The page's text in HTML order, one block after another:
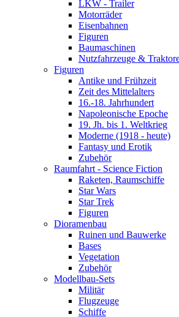
LKW - Trailer
Motorräder
Eisenbahnen
Figuren
Baumaschinen
Nutzfahrzeuge &
Figuren
Antike und Frühzeit
Zeit des Mittelalters
16.-18. Jahrhundert
Napoleonische Epoche
19. Jh. bis 1. Weltkrieg
Moderne (1918 - heute)
Fantasy und Erotik
Zubehör
Raumfahrt - Science Fiction
Raketen, Raumschiffe
Star Wars
Star Trek
Figuren
Dioramenbau
Ruinen und Bauwerke
Bases
Vegetation
Zubehör
Modellbau-Sets
Militär
Flugzeuge
Schiffe